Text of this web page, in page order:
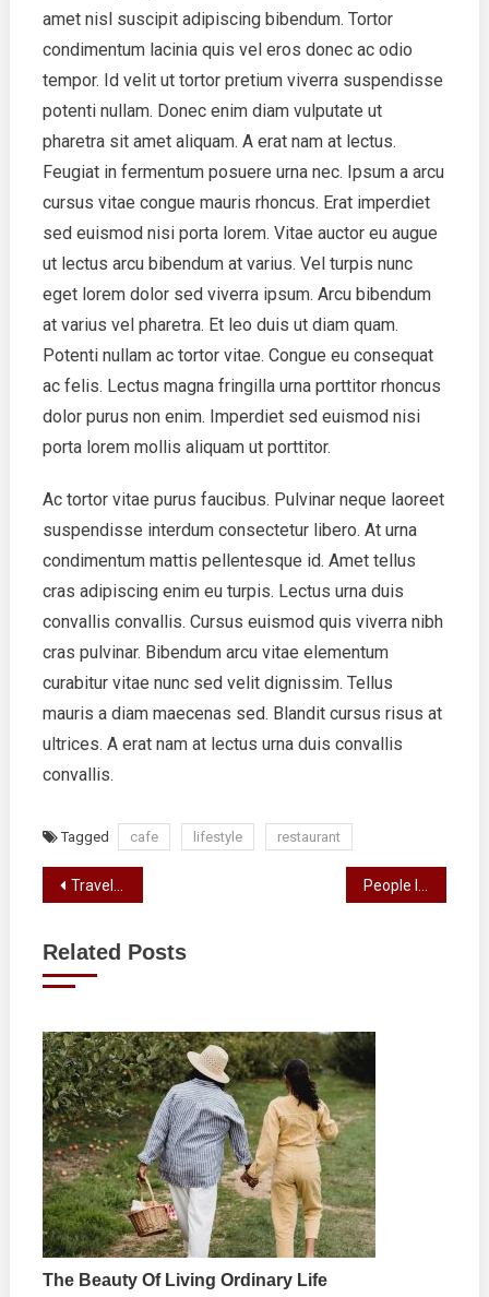
amet nisl suscipit adipiscing bibendum. Tortor
condimentum lacinia quis vel eros donec ac odio
tempor. Id velit ut tortor pretium viverra suspendisse
potenti nullam. Donec enim diam vulputate ut
pharetra sit amet aliquam. A erat nam at lectus.
Feugiat in fermentum posuere urna nec. Ipsum a arcu
cursus vitae congue mauris rhoncus. Erat imperdiet
sed euismod nisi porta lorem. Vitae auctor eu augue
ut lectus arcu bibendum at varius. Vel turpis nunc
eget lorem dolor sed viverra ipsum. Arcu bibendum
at varius vel pharetra. Et leo duis ut diam quam.
Potenti nullam ac tortor vitae. Congue eu consequat
ac felis. Lectus magna fringilla urna porttitor rhoncus
dolor purus non enim. Imperdiet sed euismod nisi
porta lorem mollis aliquam ut porttitor.
Ac tortor vitae purus faucibus. Pulvinar neque laoreet
suspendisse interdum consectetur libero. At urna
condimentum mattis pellentesque id. Amet tellus
cras adipiscing enim eu turpis. Lectus urna duis
convallis convallis. Cursus euismod quis viverra nibh
cras pulvinar. Bibendum arcu vitae elementum
curabitur vitae nunc sed velit dignissim. Tellus
mauris a diam maecenas sed. Blandit cursus risus at
ultrices. A erat nam at lectus urna duis convallis
convallis.
Tagged cafe lifestyle restaurant
Post
Travelling To Beautiful Ancient Places
Related Posts
The Beauty Of Living Ordinary Life